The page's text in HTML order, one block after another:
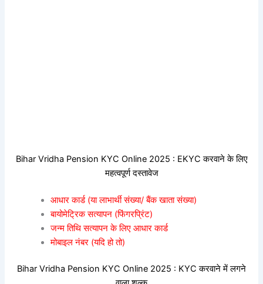
Bihar Vridha Pension KYC Online 2025 : EKYC करवाने के लिए
महत्वपूर्ण दस्तावेज
आधार कार्ड (या लाभार्थी संख्या/ बैंक खाता संख्या)
बायोमेट्रिक सत्यापन (फिंगरप्रिंट)
जन्म तिथि सत्यापन के लिए आधार कार्ड
मोबाइल नंबर (यदि हो तो)
Bihar Vridha Pension KYC Online 2025 : KYC करवाने में लगने